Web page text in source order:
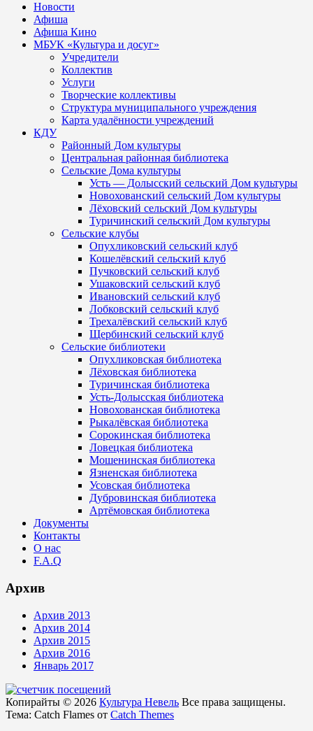
Новости
Афиша
Афиша Кино
МБУК «Культура и досуг»
Учредители
Коллектив
Услуги
Творческие коллективы
Структура муниципального учреждения
Карта удалённости учреждений
КДУ
Районный Дом культуры
Центральная районная библиотека
Сельские Дома культуры
Усть — Долысский сельский Дом культуры
Новохованский сельский Дом культуры
Лёховский сельский Дом культуры
Туричинский сельский Дом культуры
Сельские клубы
Опухликовский сельский клуб
Кошелёвский сельский клуб
Пучковский сельский клуб
Ушаковский сельский клуб
Ивановский сельский клуб
Лобковский сельский клуб
Трехалёвский сельский клуб
Щербинский сельский клуб
Сельские библиотеки
Опухликовская библиотека
Лёховская библиотека
Туричинская библиотека
Усть-Долысская библиотека
Новохованская библиотека
Рыкалёвская библиотека
Сорокинская библиотека
Ловецкая библиотека
Мошенинская библиотека
Язненская библиотека
Усовская библиотека
Дубровинская библиотека
Артёмовская библиотека
Документы
Контакты
О нас
F.A.Q
Архив
Архив 2013
Архив 2014
Архив 2015
Архив 2016
Январь 2017
Копирайты © 2026 Культура Невель Все права защищены.
Тема: Catch Flames от Catch Themes